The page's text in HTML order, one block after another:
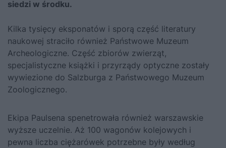
siedzi w środku.
Kilka tysięcy eksponatów i sporą część literatury
naukowej straciło również Państwowe Muzeum
Archeologiczne. Część zbiorów zwierząt,
specjalistyczne książki i przyrządy optyczne zostały
wywiezione do Salzburga z Państwowego Muzeum
Zoologicznego.
Ekipa Paulsena spenetrowała również warszawskie
wyższe uczelnie. Aż 100 wagonów kolejowych i
pewna liczba ciężarówek potrzebne były według